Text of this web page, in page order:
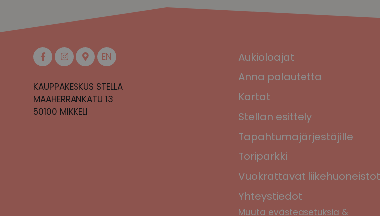
EN
KAUPPAKESKUS STELLA
MAAHERRANKATU 13
50100 MIKKELI
Aukioloajat
Anna palautetta
Kartat
Stellan esittely
Tapahtumajärjestäjille
Toriparkki
Vuokrattavat liikehuoneistot
Yhteystiedot
Muuta evästeasetuksia &